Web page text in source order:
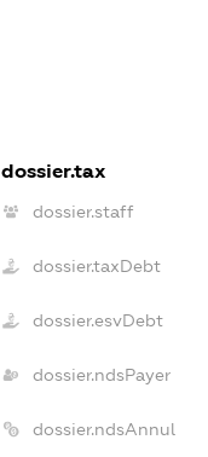
dossier.tax
dossier.staff
dossier.taxDebt
dossier.esvDebt
dossier.ndsPayer
dossier.ndsAnnul